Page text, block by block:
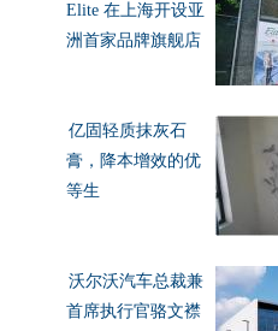
Elite 在上海开设亚
洲首家品牌旗舰店
亿固轻质抹灰石
膏，降本增效的优
等生
沃尔沃汽车总裁兼
首席执行官骆文襟